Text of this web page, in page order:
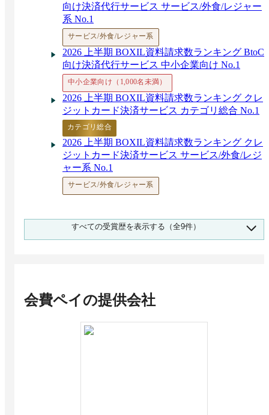
向け決済代行サービス サービス/外食/レジャー
系 No.1
サービス/外食/レジャー系
2026 上半期 BOXIL資料請求数ランキング BtoC
向け決済代行サービス 中小企業向け No.1
中小企業向け（1,000名未満）
2026 上半期 BOXIL資料請求数ランキング クレ
ジットカード決済サービス カテゴリ総合 No.1
カテゴリ総合
2026 上半期 BOXIL資料請求数ランキング クレ
ジットカード決済サービス サービス/外食/レジ
ャー系 No.1
サービス/外食/レジャー系
2026 上半期 BOXIL資料請求数ランキング クレ
ジットカード決済サービス 中小企業向け No.1
カテゴリ総合
2025 下半期 BOXIL資料請求数ランキング 会員
管理・入金管理 IT/通信/インターネット系 No.1
すべての受賞歴を表示する（全9件）
会費ペイの提供会社